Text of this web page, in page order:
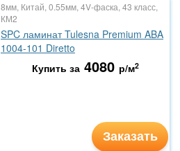
8мм, Китай, 0.55мм, 4V-фаска, 43 класс,
КМ2
SPC ламинат Tulesna Premium ABA
1004-101 Diretto
Купить за 4080 р/м2
Заказать